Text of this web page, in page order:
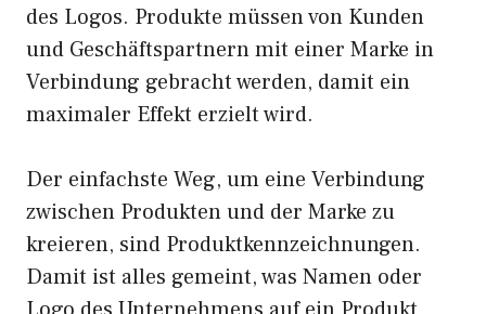
des Logos. Produkte müssen von Kunden
und Geschäftspartnern mit einer Marke in
Verbindung gebracht werden, damit ein
maximaler Effekt erzielt wird.
Der einfachste Weg, um eine Verbindung
zwischen Produkten und der Marke zu
kreieren, sind Produktkennzeichnungen.
Damit ist alles gemeint, was Namen oder